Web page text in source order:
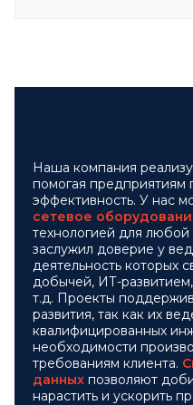
Наша компания
помогая
эффективность. У нас
сетевое
технологией для
заслужил доверие у
деятельность которых
добычей, ИТ-
т.д. Проекты
развития, так как их
квалифицированных
необходимости
требованиям клиента.
данных позволяют
нарастить и ускорить